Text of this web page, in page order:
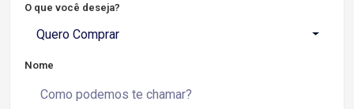
O que você deseja?
Quero Comprar
Nome